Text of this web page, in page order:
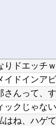
りドエッチ
イドインア
さんって、
ックじゃな
はね、ハゲ